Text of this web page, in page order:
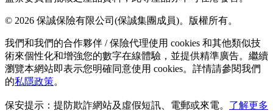
© 2026 保誠保險有限公司(保誠集團成員)。版權所有。
我們和我們的合作夥伴 / 保險代理使用 cookies 和其他類似技
術來個性化和增強您的數字在線體驗，並提供精準廣告。繼續
瀏覽本網站即表示您明確同意使用 cookies。詳情請參閱我們
的私隱政策。
保安提示：提防欺詐網站及虛假短訊、電郵或來電。 了解更多